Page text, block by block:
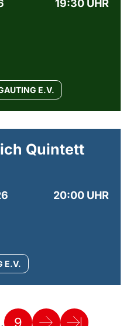
19:30 UHR
E.V.
Quintett
20:00 UHR
E.V.
9